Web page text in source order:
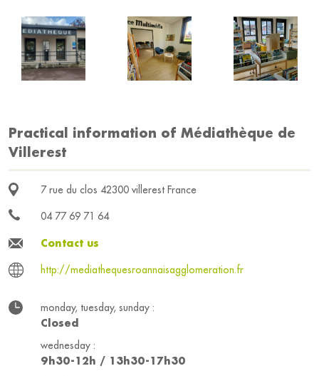
Practical information of Médiathèque de
Villerest
7 rue du clos 42300 villerest France
04 77 69 71 64
Contact us
http://mediathequesroannaisagglomeration.fr
monday, tuesday, sunday :
Closed
wednesday :
9h30-12h / 13h30-17h30